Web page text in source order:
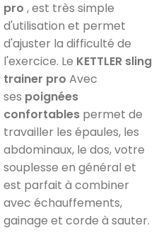
pro , est très simple
d'utilisation et permet
d'ajuster la difficulté de
l'exercice. Le KETTLER sling
trainer pro Avec
ses poignées
confortables permet de
travailler les épaules, les
abdominaux, le dos, votre
souplesse en général et
est parfait à combiner
avec échauffements,
gainage et corde à sauter.